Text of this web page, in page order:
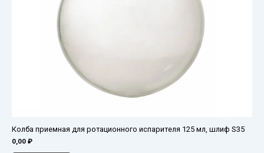
Колба приемная для ротационного испарителя 125 мл, шлиф S35
0,00 ₽